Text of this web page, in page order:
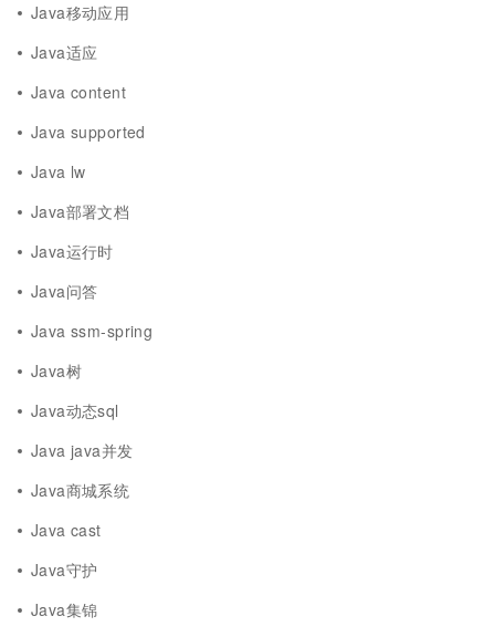
Java移动应用
Java适应
Java content
Java supported
Java lw
Java部署文档
Java运行时
Java问答
Java ssm-spring
Java树
Java动态sql
Java java并发
Java商城系统
Java cast
Java守护
Java集锦